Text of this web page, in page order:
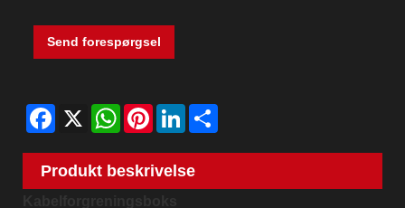
Send forespørgsel
Facebook
X WhatsAppPinterestLinkedIn
Produkt beskrivelse